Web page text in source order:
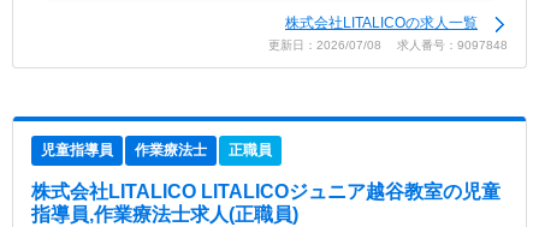
株式会社LITALICOの求人一覧
更新日：2026/07/08 求人番号：9097848
児童指導員 作業療法士 正職員
株式会社LITALICO LITALICOジュニア越谷教室の児童
指導員,作業療法士求人(正職員)